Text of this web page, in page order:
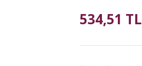
534,51 TL